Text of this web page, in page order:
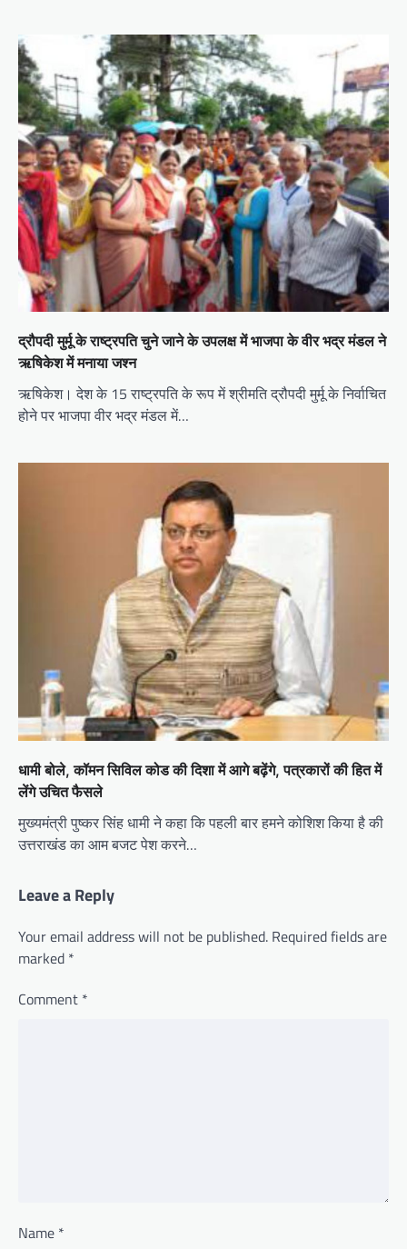
द्रौपदी मुर्मू के राष्ट्रपति चुने जाने के उपलक्ष में भाजपा के वीर भद्र मंडल ने
ऋषिकेश में मनाया जश्न
ऋषिकेश। देश के 15 राष्ट्रपति के रूप में श्रीमति द्रौपदी मुर्मू के निर्वाचित
होने पर भाजपा वीर भद्र मंडल में…
धामी बोले, कॉमन सिविल कोड की दिशा में आगे बढ़ेंगे, पत्रकारों की हित में
लेंगे उचित फैसले
मुख्यमंत्री पुष्कर सिंह धामी ने कहा कि पहली बार हमने कोशिश किया है की
उत्तराखंड का आम बजट पेश करने…
Leave a Reply
Your email address will not be published. Required fields are
marked *
Comment *
Name *